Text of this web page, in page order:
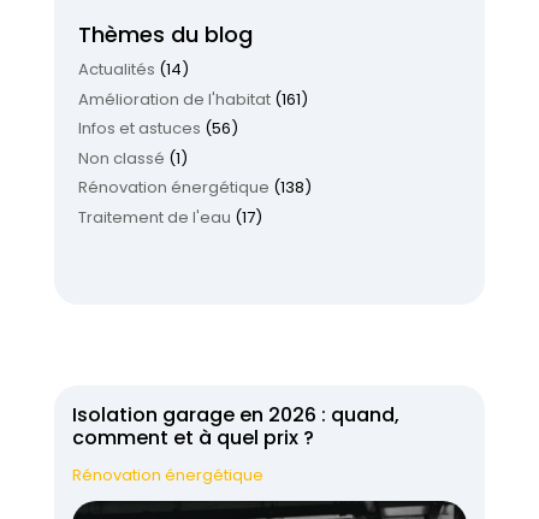
Thèmes du blog
Actualités (14)
Amélioration de l'habitat(161)
Infos et astuces (56)
Non classé (1)
Rénovation énergétique (138)
Traitement de l'eau (17)
Isolation garage en 2026 : quand,
comment et à quel prix ?
Rénovation énergétique